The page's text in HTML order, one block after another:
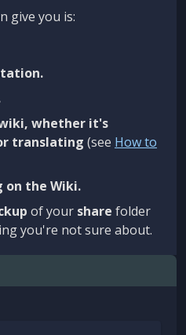
give you is:
whether it's
translating (see How to
on the Wiki.
of your share folder
you're not sure about.